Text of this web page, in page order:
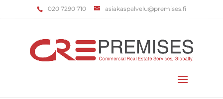
‌020 7290 710 asiakaspalvelu@premises.fi